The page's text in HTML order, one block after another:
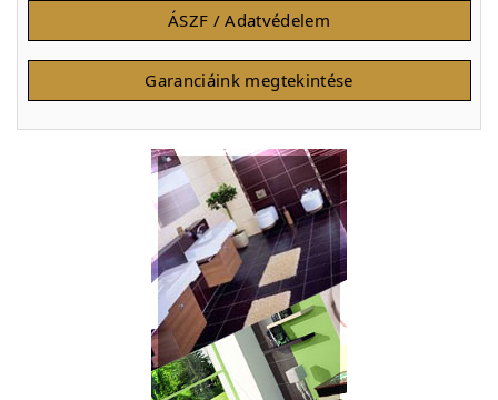
ÁSZF / Adatvédelem
Garanciáink megtekintése